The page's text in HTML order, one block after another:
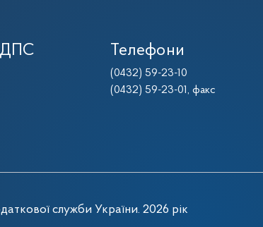
ДПС
Телефони
(0432) 59-23-10
(0432) 59-23-01 , факс
служби України. 2026 рік